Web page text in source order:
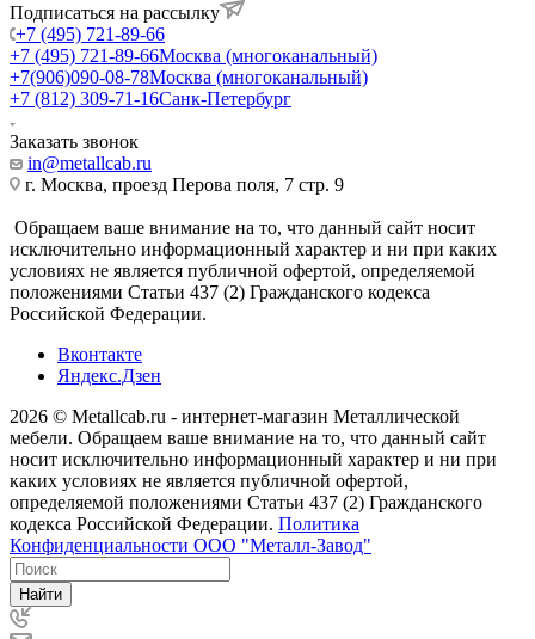
Подписаться на рассылку
+7 (495) 721-89-66
+7 (495) 721-89-66Москва (многоканальный)
+7(906)090-08-78Москва (многоканальный)
+7 (812) 309-71-16Санк-Петербург
Заказать звонок
in@metallcab.ru
г. Москва, проезд Перова поля, 7 стр. 9
Обращаем ваше внимание на то, что данный сайт носит
исключительно информационный характер и ни при каких
условиях не является публичной офертой, определяемой
положениями Статьи 437 (2) Гражданского кодекса
Российской Федерации.
Вконтакте
Яндекс.Дзен
2026 © Metallcab.ru - интернет-магазин Металлической
мебели. Обращаем ваше внимание на то, что данный сайт
носит исключительно информационный характер и ни при
каких условиях не является публичной офертой,
определяемой положениями Статьи 437 (2) Гражданского
кодекса Российской Федерации. Политика
Конфиденциальности ООО "Металл-Завод"
Найти